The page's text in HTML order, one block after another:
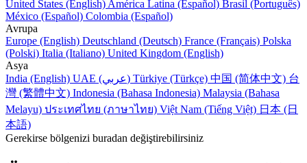
United States (English) América Latina (Español) Brasil (Português)
México (Español) Colombia (Español)
Avrupa
Europe (English) Deutschland (Deutsch) France (Français) Polska
(Polski) Italia (Italiano) United Kingdom (English)
Asya
India (English)
UAE (عربي) Türkiye (Türkçe) 中国 (简体中文) 台
灣 (繁體中文) Indonesia (Bahasa Indonesia) Malaysia (Bahasa
Melayu) ประเทศไทย (ภาษาไทย) Việt Nam (Tiếng Việt) 日本 (日
本語)
Gerekirse bölgenizi buradan değiştirebilirsiniz